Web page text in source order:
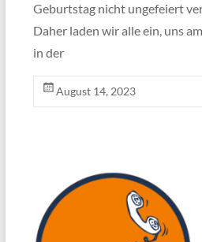
Geburtstag nicht ungefeiert
Daher laden wir alle ein, uns
in der
August 14, 2023